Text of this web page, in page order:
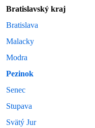
Bratislavský kraj
Bratislava
Malacky
Modra
Pezinok
Senec
Stupava
Svätý Jur